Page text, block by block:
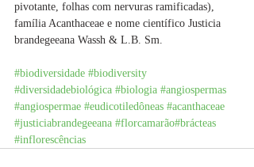
pivotante, folhas com nervuras ramificadas),
família Acanthaceae e nome científico Justicia
brandegeeana Wassh & L.B. Sm.
#biodiversidade #biodiversity
#diversidadebiológica #biologia #angiospermas
#angiospermae #eudicotiledôneas #acanthaceae
#justiciabrandegeeana #florcamarão#brácteas
#inflorescências